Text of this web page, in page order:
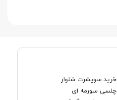
خرید سویشرت شلوار
چلسی سورمه ای